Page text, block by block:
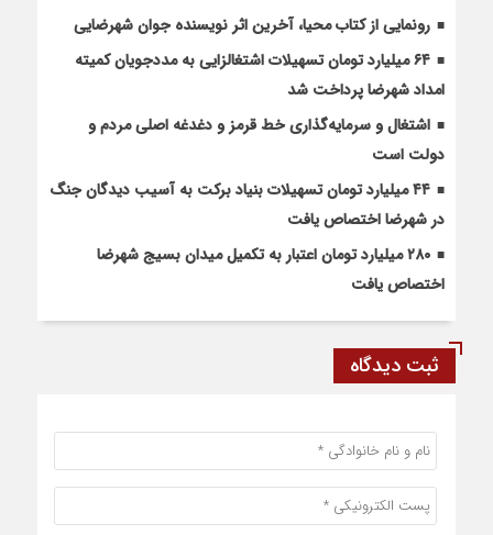
رونمایی از کتاب محیا، آخرین اثر نویسنده جوان شهرضایی
۶۴ میلیارد تومان تسهیلات اشتغالزایی به مددجویان کمیته
امداد شهرضا پرداخت شد
اشتغال و سرمایه‌گذاری خط قرمز و دغدغه اصلی مردم و
دولت است
۴۴ میلیارد تومان تسهیلات بنیاد برکت به آسیب دیدگان جنگ
در شهرضا اختصاص یافت
۲۸۰ میلیارد تومان اعتبار به تکمیل میدان بسیج شهرضا
اختصاص یافت
ثبت دیدگاه